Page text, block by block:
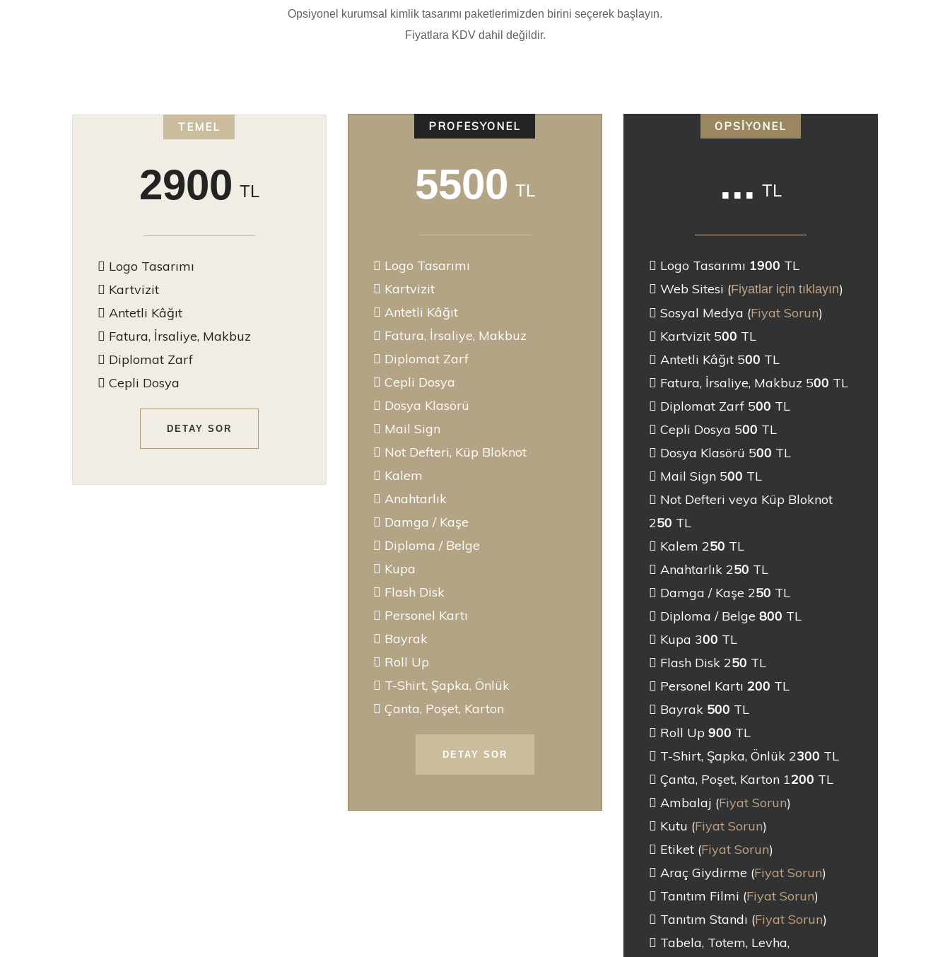
Opsiyonel kurumsal kimlik tasarımı paketlerimizden birini seçerek başlayın.
Fiyatlara KDV dahil değildir.
TEMEL
2900 TL
Logo Tasarımı
Kartvizit
Antetli Kâğıt
Fatura, İrsaliye, Makbuz
Diplomat Zarf
Cepli Dosya
DETAY SOR
PROFESYONEL
5500 TL
Logo Tasarımı
Kartvizit
Antetli Kâğıt
Fatura, İrsaliye, Makbuz
Diplomat Zarf
Cepli Dosya
Dosya Klasörü
Mail Sign
Not Defteri, Küp Bloknot
Kalem
Anahtarlık
Damga / Kaşe
Diploma / Belge
Kupa
Flash Disk
Personel Kartı
Bayrak
Roll Up
T-Shirt, Şapka, Önlük
Çanta, Poşet, Karton
DETAY SOR
OPSİYONEL
... TL
Logo Tasarımı 1900 TL
Web Sitesi (Fiyatlar için tıklayın)
Sosyal Medya (Fiyat Sorun)
Kartvizit 500 TL
Antetli Kâğıt 500 TL
Fatura, İrsaliye, Makbuz 500 TL
Diplomat Zarf 500 TL
Cepli Dosya 500 TL
Dosya Klasörü 500 TL
Mail Sign 500 TL
Not Defteri veya Küp Bloknot
250 TL
Kalem 250 TL
Anahtarlık 250 TL
Damga / Kaşe 250 TL
Diploma / Belge 800 TL
Kupa 300 TL
Flash Disk 250 TL
Personel Kartı 200 TL
Bayrak 500 TL
Roll Up 900 TL
T-Shirt, Şapka, Önlük 2300 TL
Çanta, Poşet, Karton 1200 TL
Ambalaj (Fiyat Sorun)
Kutu (Fiyat Sorun)
Etiket (Fiyat Sorun)
Araç Giydirme (Fiyat Sorun)
Tanıtım Filmi (Fiyat Sorun)
Tanıtım Standı (Fiyat Sorun)
Tabela, Totem, Levha,